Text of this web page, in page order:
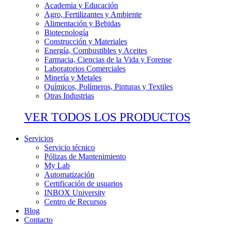
Academia y Educación
Agro, Fertilizantes y Ambiente
Alimentación y Bebidas
Biotecnología
Construcción y Materiales
Energía, Combustibles y Aceites
Farmacia, Ciencias de la Vida y Forense
Laboratorios Comerciales
Minería y Metales
Químicos, Polímeros, Pinturas y Textiles
Otras Industrias
VER TODOS LOS PRODUCTOS
Servicios
Servicio técnico
Pólizas de Mantenimiento
My Lab
Automatización
Certificación de usuarios
INBOX University
Centro de Recursos
Blog
Contacto